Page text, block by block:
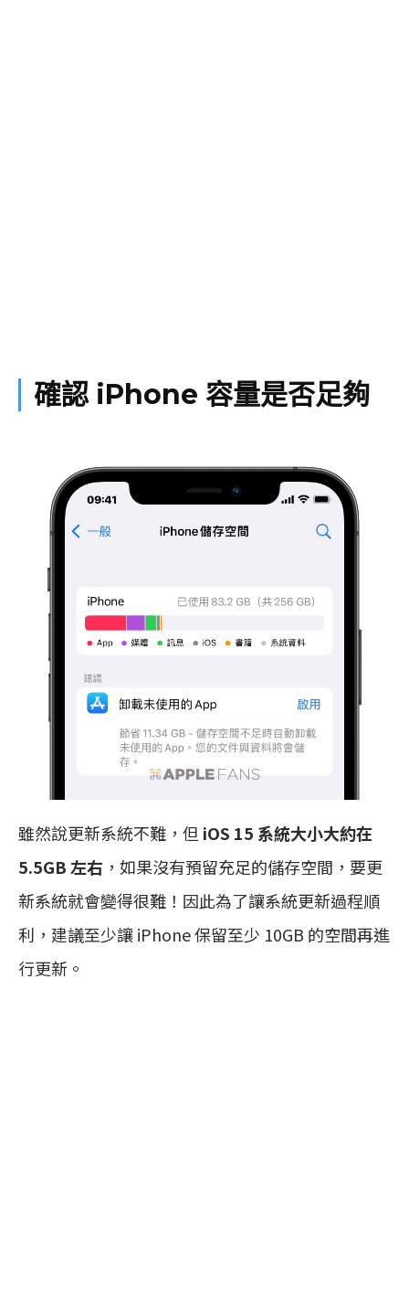
確認 iPhone 容量是否足夠
雖然說更新系統不難，但 iOS 15 系統大小大約在
5.5GB 左右 ，如果沒有預留充足的儲存空間，要更
新系統就會變得很難！因此為了讓系統更新過程順
利，建議至少讓 iPhone 保留至少 10GB 的空間再進
行更新。